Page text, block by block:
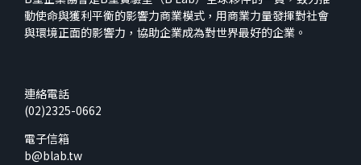
動使命與獲利平衡的影響力商業模式，用商業力量發揮對社會
與環境正面的影響力，協助企業成為對世界最好的企業。
連絡電話
(02)2325-0662
電子信箱
b@blab.tw